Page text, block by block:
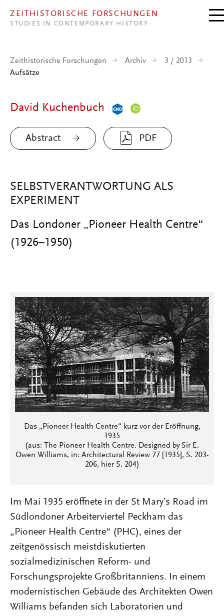
ZEITHISTORISCHE FORSCHUNGEN
STUDIES IN CONTEMPORARY HISTORY
Zeithistorische Forschungen Archiv
3 / 2013
Aufsätze
David Kuchenbuch
Abstract PDF
SELBSTVERANTWORTUNG ALS
EXPERIMENT
Das Londoner „Pioneer Health Centre“
(1926–1950)
Das „Pioneer Health Centre“ kurz vor der Eröffnung,
1935
(aus: The Pioneer Health Centre. Designed by Sir E.
Owen Williams, in: Architectural Review 77 [1935], S. 203-
206, hier S. 204)
Im Mai 1935 eröffnete in der St Mary’s Road im
Südlondoner Arbeiterviertel Peckham das
„Pioneer Health Centre“ (PHC), eines der
zeitgenössisch meistdiskutierten
sozialmedizinischen Reform- und
Forschungsprojekte Großbritanniens. In einem
modernistischen Gebäude des Architekten Owen
Williams befanden sich Laboratorien und